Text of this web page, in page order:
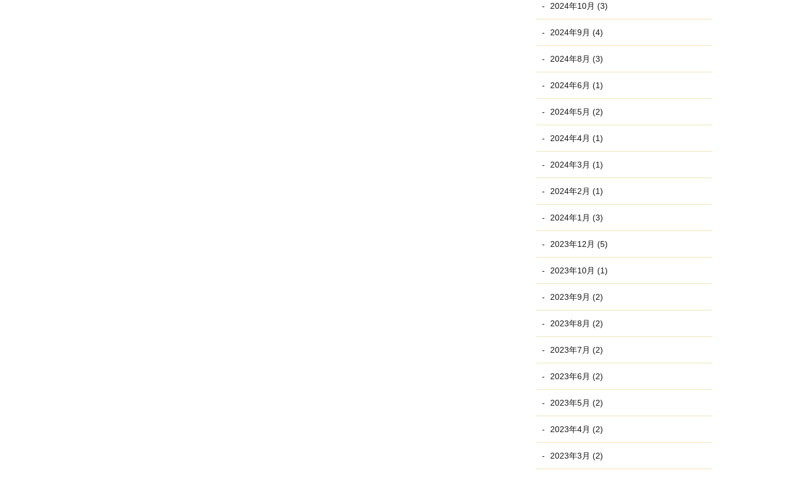
2024年10月 (3)
2024年9月 (4)
2024年8月 (3)
2024年6月 (1)
2024年5月 (2)
2024年4月 (1)
2024年3月 (1)
2024年2月 (1)
2024年1月 (3)
2023年12月 (5)
2023年10月 (1)
2023年9月 (2)
2023年8月 (2)
2023年7月 (2)
2023年6月 (2)
2023年5月 (2)
2023年4月 (2)
2023年3月 (2)